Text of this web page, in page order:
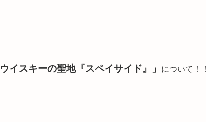
ウイスキーの聖地『スペイサイド』」 について！！